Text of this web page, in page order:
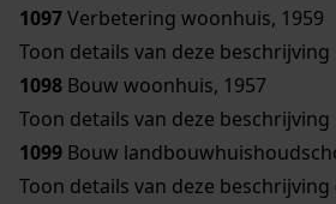
1097Verbetering woonhuis, 1959
Toon details van deze beschrijving
1098 Bouw woonhuis, 1957
Toon details van deze beschrijving
1099 Bouw
Toon details van deze beschrijving